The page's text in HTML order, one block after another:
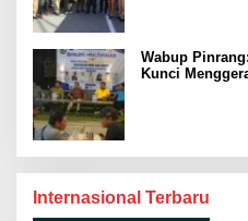
Wabup
Kunci
Internasional Terbaru